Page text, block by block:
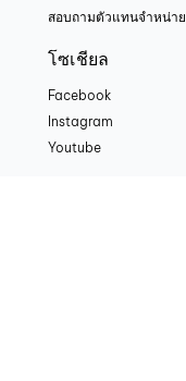
สอบถามตัวแทนจำหน่าย
โซเชียล
Facebook
Instagram
Youtube